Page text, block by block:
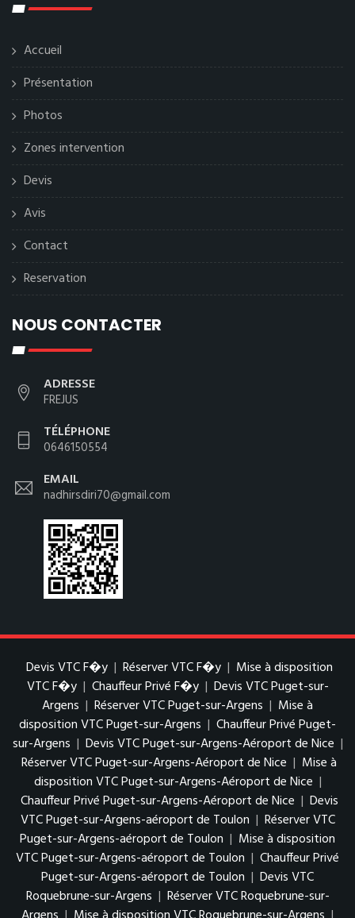
Accueil
Présentation
Photos
Zones intervention
Devis
Avis
Contact
Reservation
NOUS CONTACTER
ADRESSE
FREJUS
TÉLÉPHONE
0646150554
EMAIL
nadhirsdiri70@gmail.com
Devis VTC F�y | Réserver VTC F�y | Mise à disposition
VTC F�y | Chauffeur Privé F�y | Devis VTC Puget-sur-
Argens | Réserver VTC Puget-sur-Argens | Mise à
disposition VTC Puget-sur-Argens | Chauffeur Privé Puget-
sur-Argens | Devis VTC Puget-sur-Argens-Aéroport de Nice |
Réserver VTC Puget-sur-Argens-Aéroport de Nice | Mise à
disposition VTC Puget-sur-Argens-Aéroport de Nice |
Chauffeur Privé Puget-sur-Argens-Aéroport de Nice | Devis
VTC Puget-sur-Argens-aéroport de Toulon | Réserver VTC
Puget-sur-Argens-aéroport de Toulon | Mise à disposition
VTC Puget-sur-Argens-aéroport de Toulon | Chauffeur Privé
Puget-sur-Argens-aéroport de Toulon | Devis VTC
Roquebrune-sur-Argens | Réserver VTC Roquebrune-sur-